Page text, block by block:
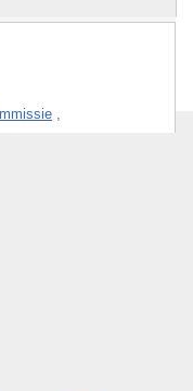
,
en Visserij
van de